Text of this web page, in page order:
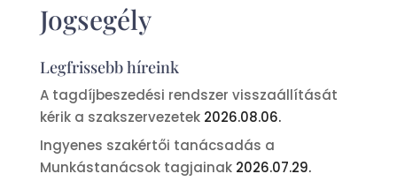
Jogsegély
Legfrissebb híreink
A tagdíjbeszedési rendszer visszaállítását
kérik a szakszervezetek 2026.08.06.
Ingyenes szakértői tanácsadás a
Munkástanácsok tagjainak 2026.07.29.